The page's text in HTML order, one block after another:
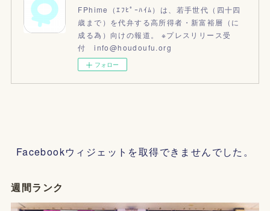
FPhime（ｴﾌﾋﾟｰﾊｲﾑ）は、若手世代（四十四
歳まで）を代弁する高所得者・新富裕層（に
成る為）向けの報道。 ※プレスリリース受
付 info@houdoufu.org
フォロー
Facebookウィジェットを取得できませんでした。
週間ランク